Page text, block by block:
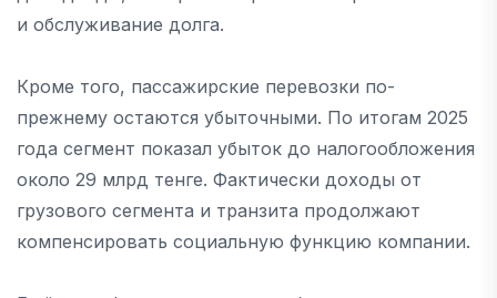
и обслуживание долга.
Кроме того, пассажирские перевозки по-
прежнему остаются убыточными. По итогам 2025
года сегмент показал убыток до налогообложения
около 29 млрд тенге. Фактически доходы от
грузового сегмента и транзита продолжают
компенсировать социальную функцию компании.